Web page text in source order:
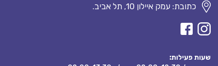
כתובת: עמק איילון 10, תל אביב.
שעות פעילות: